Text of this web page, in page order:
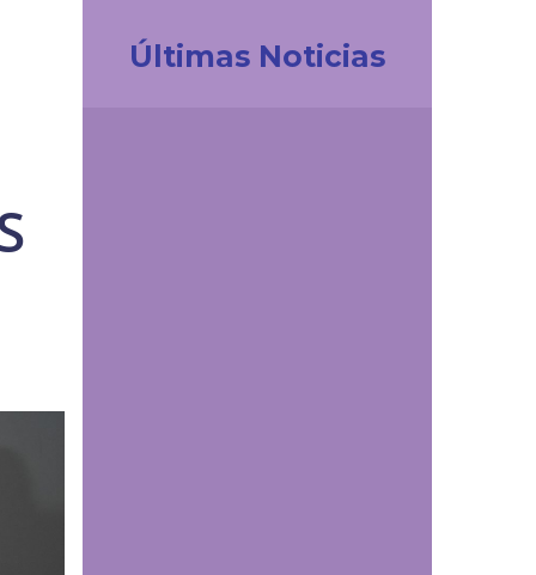
Últimas Noticias